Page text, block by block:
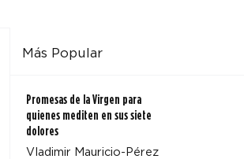
Más Popular
Promesas de la Virgen para
quienes mediten en sus siete
dolores
Vladimir Mauricio-Pérez